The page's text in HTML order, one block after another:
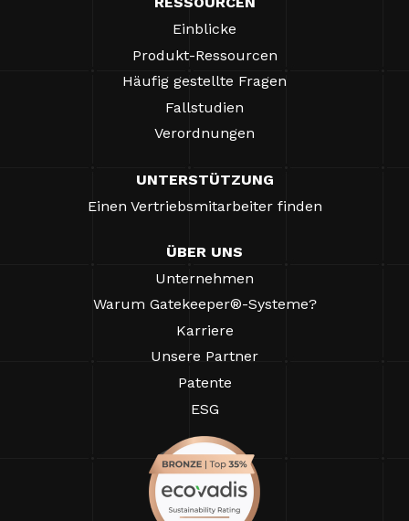
Einblicke
Produkt-Ressourcen
Häufig gestellte Fragen
Fallstudien
Verordnungen
UNTERSTÜTZUNG
Einen Vertriebsmitarbeiter finden
ÜBER UNS
Unternehmen
Warum Gatekeeper®-Systeme?
Karriere
Unsere Partner
Patente
ESG